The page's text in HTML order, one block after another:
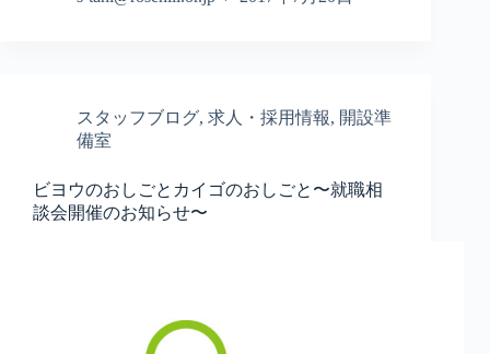
スタッフブログ, 求人・採用情報, 開設準
備室
ビヨウのおしごとカイゴのおしごと〜就職相
談会開催のお知らせ〜